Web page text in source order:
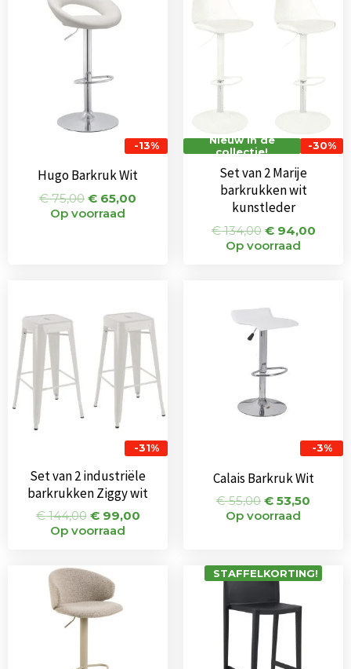
-13%
Hugo Barkruk Wit
€75,00
was:
€ 75,00.
€ 65,00
Op voorraad
-30%
Nieuw in de
collectie!
Set van 2 Marije
barkrukken wit
kunstleder
€134,00
€ 134,00.
€94,00
€
Op voorraad
-31%
Set van 2 industriële
barkrukken Ziggy wit
€144,00
was:
€ 144,00.
€99,00
is:
€ 99,00.
Op voorraad
-3%
Calais Barkruk Wit
€55,00
was:
€ 55,00.
€ 53,50
Op voorraad
STAFFELKORTING!